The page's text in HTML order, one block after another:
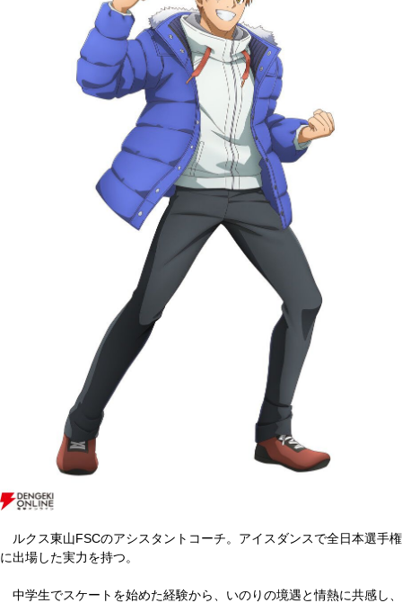
ルクス東山FSCのアシスタントコーチ。アイスダンスで全日本選手権
に出場した実力を持つ。
中学生でスケートを始めた経験から、いのりの境遇と情熱に共感し、